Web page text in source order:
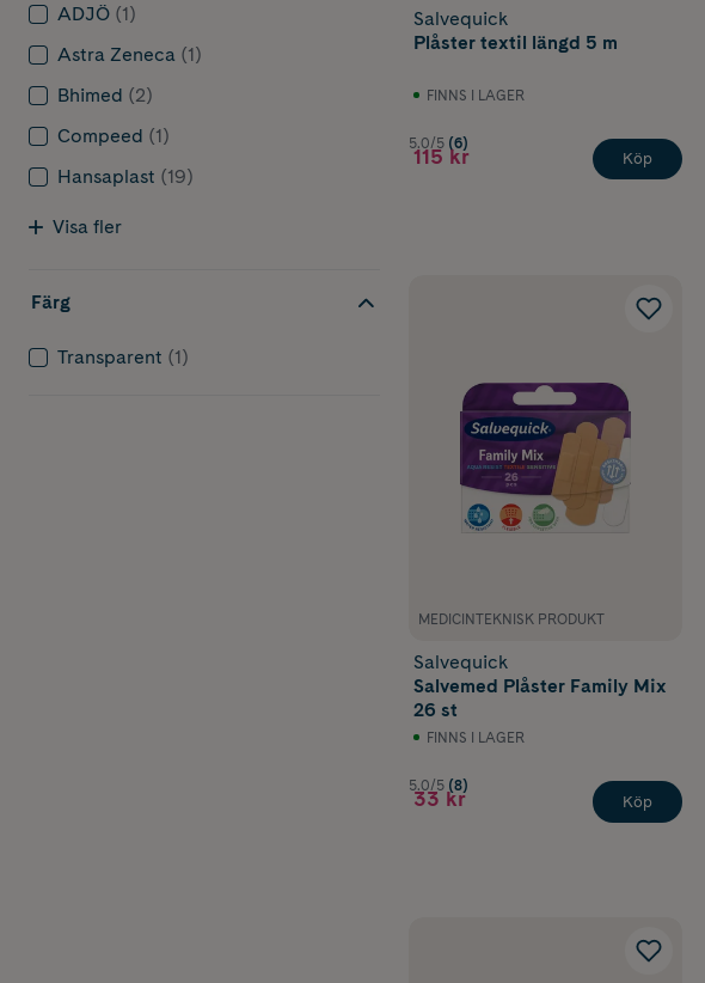
ADJÖ (1)
Astra Zeneca (1)
Bhimed (2)
Compeed (1)
Hansaplast (19)
Visa fler
Färg
Transparent (1)
Salvequick
Plåster textil längd 5 m
FINNS I LAGER
5.0/5 (6)
115 kr Köp
MEDICINTEKNISK PRODUKT
Salvequick
Salvemed Plåster Family Mix
26 st
FINNS I LAGER
5.0/5 (8)
33 kr Köp